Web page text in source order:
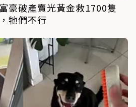
豪破產賣光黃金救1700隻
牠們不行